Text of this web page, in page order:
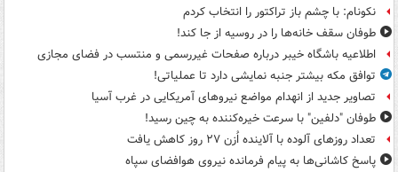
نکونام: با چشم باز تراکتور را انتخاب کردم
طوفان سقف خانه‌ها را در روسیه از جا ‌کند!
اطلاعیه باشگاه خیبر درباره صفحات غیررسمی و منتسب در فضای مجازی
توافق مکه بیشتر جنبه نمایشی دارد تا عملیاتی!
تصاویر جدید از انهدام مواضع نیروهای آمریکایی در غرب آسیا
طوفان "دلفین" با سرعت خیره‌کننده به چین رسید!
تعداد روزهای آلوده با آلاینده اُزن ۲۷ روز کاهش یافت
پاسخ کاشانی‌ها به پیام فرمانده نیروی هوافضای سپاه